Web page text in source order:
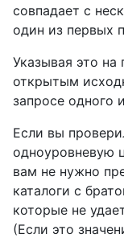
совпадает с
один из первых
Указывая это на
открытым
запросе одного
Если вы
одноуровневую
вам не нужно
каталоги с
которые не
(Если это